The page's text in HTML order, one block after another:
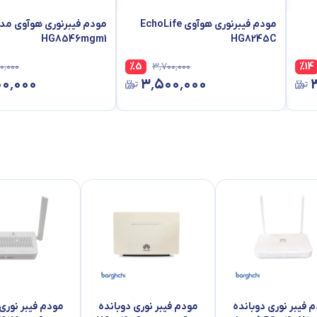
%14
مودم فیبرنوری هوآوی EchoLife
HG8245C
۳٬۷۰۰٬۰۰۰ %5
۳٬۵۰۰٬۰۰۰
مودم فیبرنوری هوآوی
HG8546mgm1
فیبر نوری دوبانده
مودم فیبر نوری دوبانده
مودم فیبر